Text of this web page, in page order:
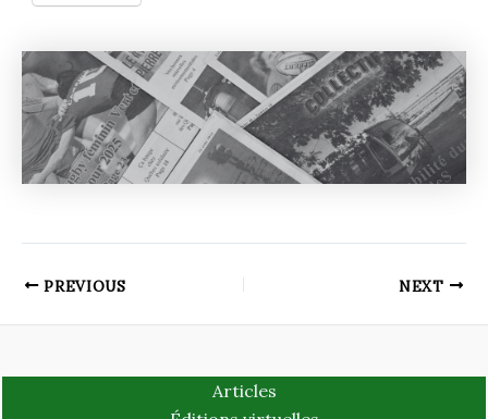
PREVIOUS NEXT
Articles